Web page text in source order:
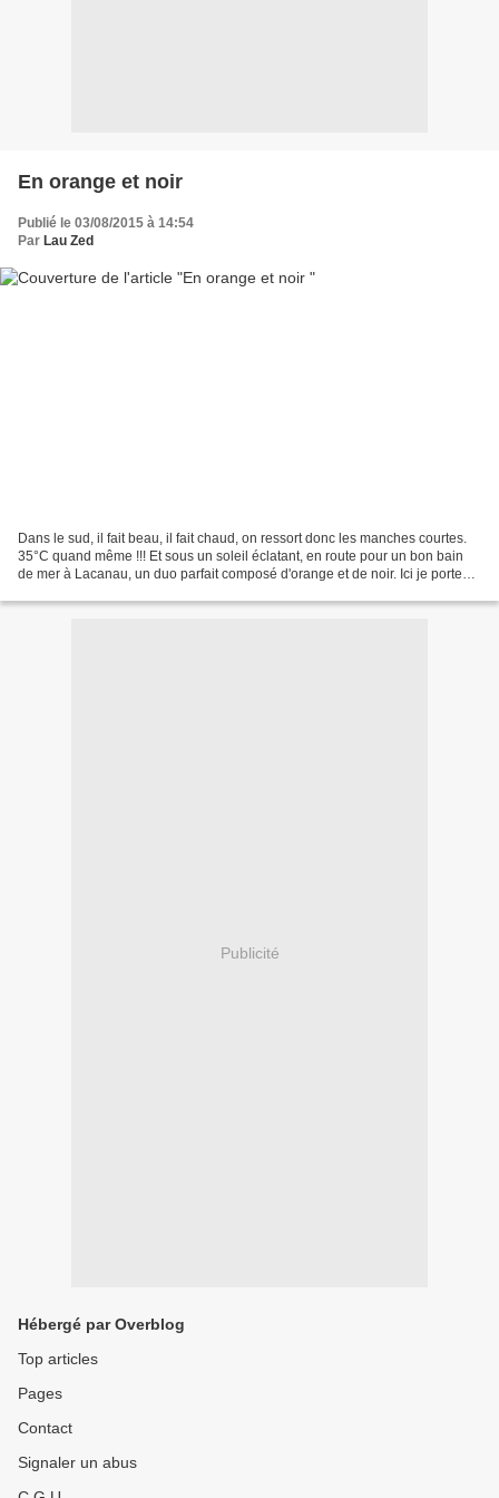
En orange et noir
Publié le 03/08/2015 à 14:54
Par Lau Zed
Dans le sud, il fait beau, il fait chaud, on ressort donc les manches courtes.
35°C quand même !!! Et sous un soleil éclatant, en route pour un bon bain
de mer à Lacanau, un duo parfait composé d'orange et de noir. Ici je porte
Publicité
Hébergé par Overblog
Top articles
Pages
Contact
Signaler un abus